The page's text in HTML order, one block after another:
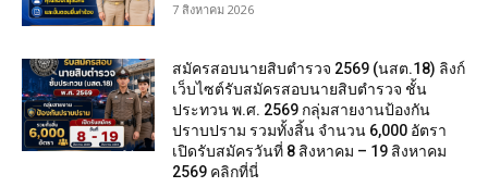
7 สิงหาคม 2026
สมัครสอบนายสิบตำรวจ 2569 (นสต.18) ลิงก์
เว็บไซต์รับสมัครสอบนายสิบตำรวจ ชั้น
ประทวน พ.ศ. 2569 กลุ่มสายงานป้องกัน
ปราบปราม รวมทั้งสิ้น จำนวน 6,000 อัตรา
เปิดรับสมัครวันที่ 8 สิงหาคม – 19 สิงหาคม
2569 คลิกที่นี่